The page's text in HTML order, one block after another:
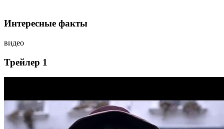
Интересные факты
видео
Трейлер 1